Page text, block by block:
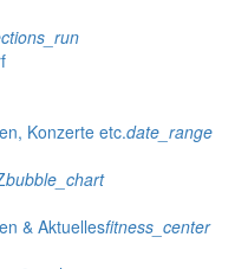
Konzerte etc.date_range
bubble_chart
& Aktuellesfitness_center